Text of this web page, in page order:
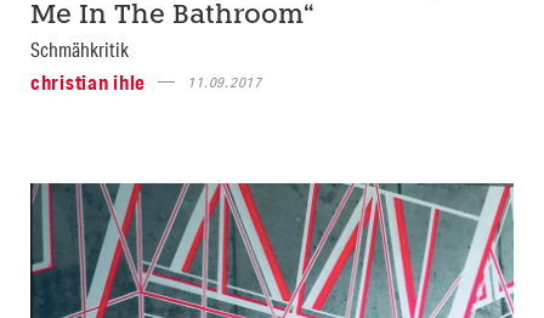
Me In The Bathroom“
Schmähkritik
christian ihle
11.09.2017